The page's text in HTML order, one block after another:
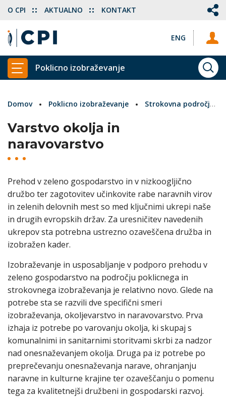
ENG
O CPI AKTUALNO KONTAKT
PRIKAŽI GLAVNI MENI
Poklicno izobraževanje
Domov Poklicno izobraževanje Strokovna področja
Varstvo okolja in
naravovarstvo
Prehod v zeleno gospodarstvo in v nizkoogljično
družbo ter zagotovitev učinkovite rabe naravnih virov
in zelenih delovnih mest so med ključnimi ukrepi naše
in drugih evropskih držav. Za uresničitev navedenih
ukrepov sta potrebna ustrezno ozaveščena družba in
izobražen kader.
Izobraževanje in usposabljanje v podporo prehodu v
zeleno gospodarstvo na področju poklicnega in
strokovnega izobraževanja je relativno novo. Glede na
potrebe sta se razvili dve specifični smeri
izobraževanja, okoljevarstvo in naravovarstvo. Prva
izhaja iz potrebe po varovanju okolja, ki skupaj s
komunalnimi in sanitarnimi storitvami skrbi za nadzor
nad onesnaževanjem okolja. Druga pa iz potrebe po
preprečevanju onesnaževanja narave, ohranjanju
naravne in kulturne krajine ter ozaveščanju o pomenu
tega za kvalitetnejši družbeni in gospodarski razvoj.